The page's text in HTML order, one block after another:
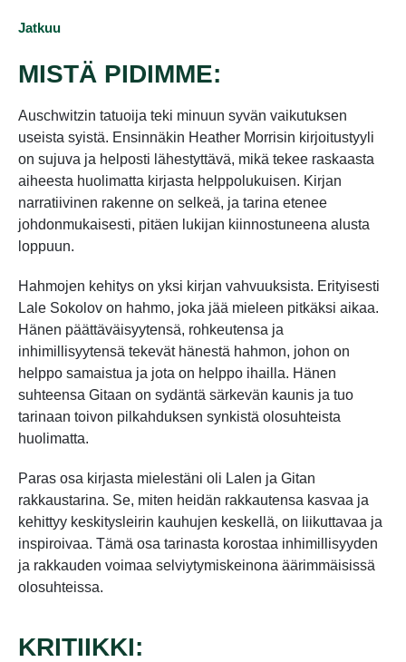
Jatkuu
MISTÄ PIDIMME:
Auschwitzin tatuoija teki minuun syvän vaikutuksen
useista syistä. Ensinnäkin Heather Morrisin kirjoitustyyli
on sujuva ja helposti lähestyttävä, mikä tekee raskaasta
aiheesta huolimatta kirjasta helppolukuisen. Kirjan
narratiivinen rakenne on selkeä, ja tarina etenee
johdonmukaisesti, pitäen lukijan kiinnostuneena alusta
loppuun.
Hahmojen kehitys on yksi kirjan vahvuuksista. Erityisesti
Lale Sokolov on hahmo, joka jää mieleen pitkäksi aikaa.
Hänen päättäväisyytensä, rohkeutensa ja
inhimillisyytensä tekevät hänestä hahmon, johon on
helppo samaistua ja jota on helppo ihailla. Hänen
suhteensa Gitaan on sydäntä särkevän kaunis ja tuo
tarinaan toivon pilkahduksen synkistä olosuhteista
huolimatta.
Paras osa kirjasta mielestäni oli Lalen ja Gitan
rakkaustarina. Se, miten heidän rakkautensa kasvaa ja
kehittyy keskitysleirin kauhujen keskellä, on liikuttavaa ja
inspiroivaa. Tämä osa tarinasta korostaa inhimillisyyden
ja rakkauden voimaa selviytymiskeinona äärimmäisissä
olosuhteissa.
KRITIIKKI: